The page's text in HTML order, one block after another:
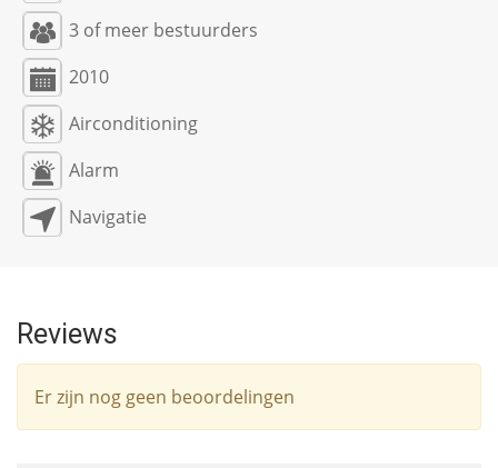
3 of meer bestuurders
2010
Airconditioning
Alarm
Navigatie
Reviews
Er zijn nog geen beoordelingen